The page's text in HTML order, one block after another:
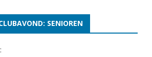
SENIOREN